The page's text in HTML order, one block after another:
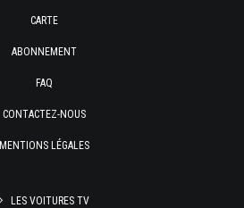
CARTE
ABONNEMENT
FAQ
CONTACTEZ-NOUS
MENTIONS LÉGALES
LES VOITURES TV